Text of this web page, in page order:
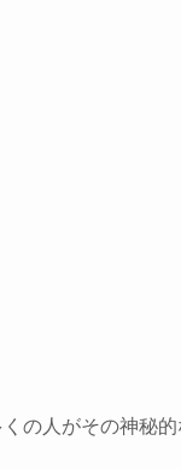
の人がその神秘的